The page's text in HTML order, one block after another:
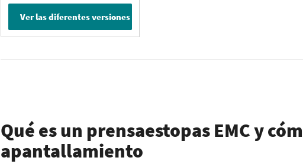
Ver las diferentes versiones
Qué es un prensaestopas EMC y
apantallamiento